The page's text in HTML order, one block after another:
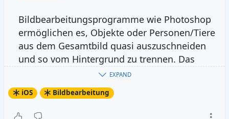
Bildbearbeitungsprogramme wie Photoshop
ermöglichen es, Objekte oder Personen/Tiere
aus dem Gesamtbild quasi auszuschneiden
und so vom Hintergrund zu trennen. Das
nennt sich Freistellen. Schon lange gibt es für
diesen oftmals diffizilen Prozess
computergestützte Hilfsmittel, wie den
berühmten „Zauberstab“.
EXPAND
iOS Bildbearbeitung